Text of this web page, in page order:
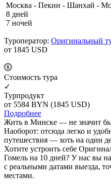
Москва - Пекин - Шанхай -
8 дней
7 ночей
Туроператор: Оригинальный
от 1845 USD
Cтоимость тура
✓
Турпродукт
от 5584 BYN (1845 USD)
Подробнее
Жить в Минске — не значит
Наоборот: отсюда легко и
путешествия — хоть на один
Хотите устроить себе
Гомель на 10 дней? У нас вы
с реальными датами выезда,
местами.